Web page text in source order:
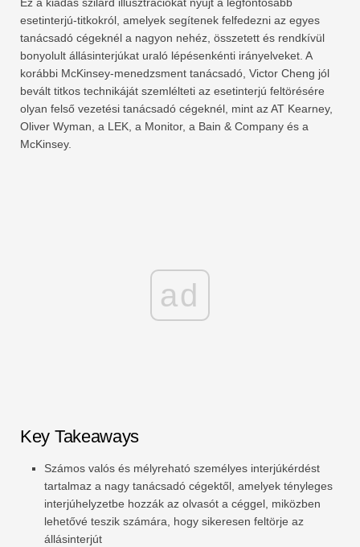
Ez a kiadás szilárd illusztrációkat nyújt a legfontosabb
esetinterjú-titkokról, amelyek segítenek felfedezni az egyes
tanácsadó cégeknél a nagyon nehéz, összetett és rendkívül
bonyolult állásinterjúkat uraló lépésenkénti irányelveket. A
korábbi McKinsey-menedzsment tanácsadó, Victor Cheng jól
bevált titkos technikáját szemlélteti az esetinterjú feltörésére
olyan felső vezetési tanácsadó cégeknél, mint az AT Kearney,
Oliver Wyman, a LEK, a Monitor, a Bain & Company és a
McKinsey.
ad
Key Takeaways
Számos valós és mélyreható személyes interjúkérdést
tartalmaz a nagy tanácsadó cégektől, amelyek tényleges
interjúhelyzetbe hozzák az olvasót a céggel, miközben
lehetővé teszik számára, hogy sikeresen feltörje az
állásinterjút